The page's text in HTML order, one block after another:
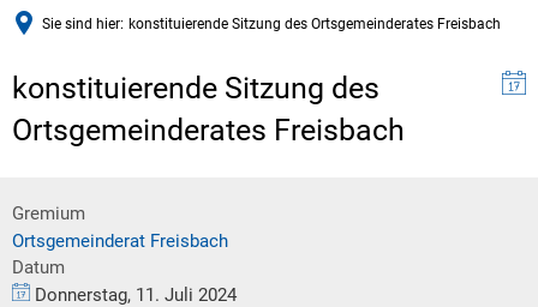
Sie sind hier: konstituierende Sitzung des Ortsgemeinderates Freisbach
konstituierende Sitzung des
Ortsgemeinderates Freisbach
Gremium
Ortsgemeinderat Freisbach
Datum
Donnerstag, 11. Juli 2024